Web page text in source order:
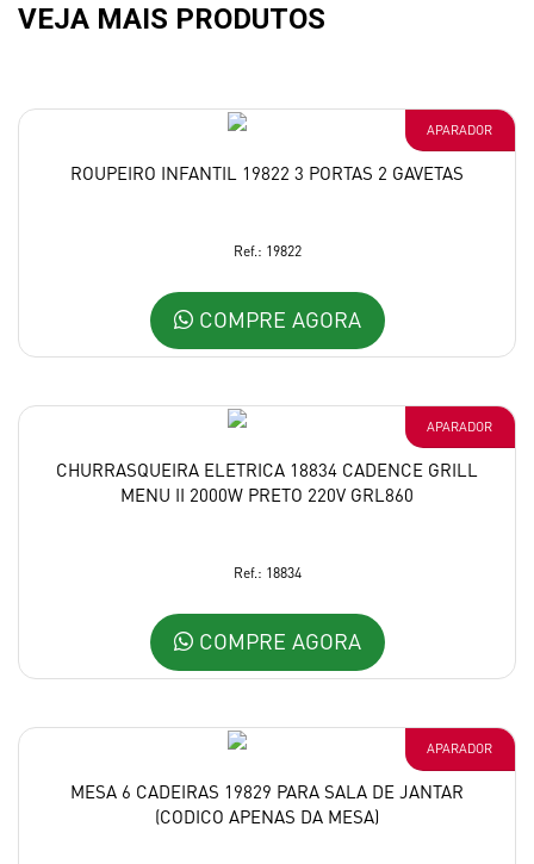
VEJA MAIS PRODUTOS
APARADOR
ROUPEIRO INFANTIL 19822 3 PORTAS 2 GAVETAS
Ref.: 19822
COMPRE AGORA
APARADOR
CHURRASQUEIRA ELETRICA 18834 CADENCE GRILL
MENU II 2000W PRETO 220V GRL860
Ref.: 18834
COMPRE AGORA
APARADOR
MESA 6 CADEIRAS 19829 PARA SALA DE JANTAR
(CODICO APENAS DA MESA)